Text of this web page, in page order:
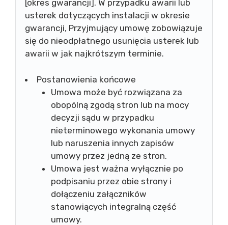
[okres gwarancji]. W przypadku awarii lub
usterek dotyczących instalacji w okresie
gwarancji, Przyjmujący umowę zobowiązuje
się do nieodpłatnego usunięcia usterek lub
awarii w jak najkrótszym terminie.
Postanowienia końcowe
Umowa może być rozwiązana za
obopólną zgodą stron lub na mocy
decyzji sądu w przypadku
nieterminowego wykonania umowy
lub naruszenia innych zapisów
umowy przez jedną ze stron.
Umowa jest ważna wyłącznie po
podpisaniu przez obie strony i
dołączeniu załączników
stanowiących integralną część
umowy.